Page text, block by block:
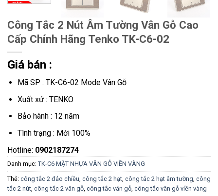
Công Tắc 2 Nút Âm Tường Vân Gỗ Cao
Cấp Chính Hãng Tenko TK-C6-02
Giá bán :
Mã SP : TK-C6-02 Mode Vân Gỗ
Xuất xứ : TENKO
Bảo hành : 12 năm
Tình trạng : Mới 100%
Hotline: 0902187274
Danh mục: TK-C6 MẶT NHỰA VÂN GỖ VIỀN VÀNG
Thẻ: công tắc 2 đảo chiều công tắc 2 hạt công tắc 2 hạt âm tường công
tắc 2 nút công tắc 2 vân gỗ công tắc vân gỗ công tắc vân gỗ viền vàng